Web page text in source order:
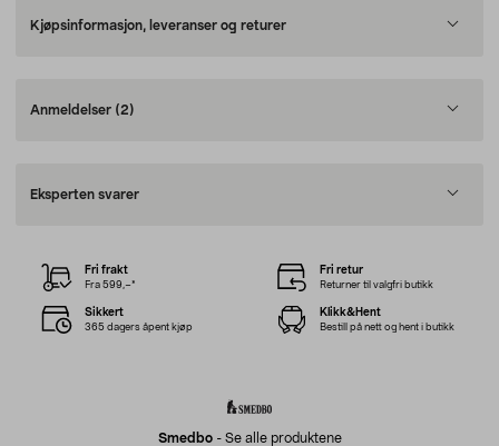
Kjøpsinformasjon, leveranser og returer
Anmeldelser (2)
Eksperten svarer
Smedbo- Se alle produktene
Fri frakt
Fra 599,–*
Fri retur
Returner til valgfri butikk
Sikkert
365 dagers åpent kjøp
Klikk&Hent
Bestill på nett og hent i butikk